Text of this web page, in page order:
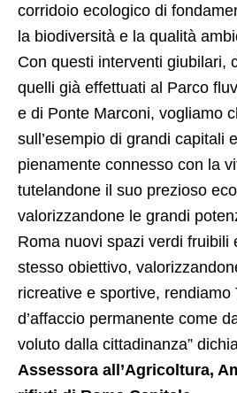
corridoio ecologico di
la biodiversità e la qualità
Con questi interventi giubilari,
quelli già effettuati al Parco
e di Ponte Marconi, vogliamo
sull’esempio di grandi capitali
pienamente connesso con la
tutelandone il suo prezioso
valorizzandone le grandi
Roma nuovi spazi verdi fruibili
stesso obiettivo,
ricreative e sportive, rendiamo
d’affaccio permanente come
voluto dalla cittadinanza”
Assessora all’Agricoltura,